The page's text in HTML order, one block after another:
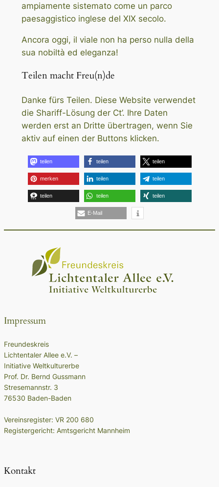
ampiamente sistemato come un parco
paesaggistico inglese del XIX secolo.
Ancora oggi, il viale non ha perso nulla della
sua nobiltà ed eleganza!
Teilen macht Freu(n)de
Danke fürs Teilen. Diese Website verwendet
die Shariff-Lösung der Ct’. Ihre Daten
werden erst an Dritte übertragen, wenn Sie
aktiv auf einen der Buttons klicken.
teilen teilen teilen
merken teilen teilen
teilen teilen teilen
E-Mail
Impressum
Freundeskreis
Lichtentaler Allee e.V. –
Initiative Weltkulturerbe
Prof. Dr. Bernd Gussmann
Stresemannstr. 3
76530 Baden-Baden
Vereinsregister: VR 200 680
Registergericht: Amtsgericht Mannheim
Kontakt